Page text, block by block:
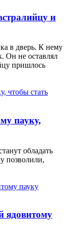
и
в дверь. К нему
Он не оставлял
пришлось
пауку,
обладать
позволили,
ядовитому